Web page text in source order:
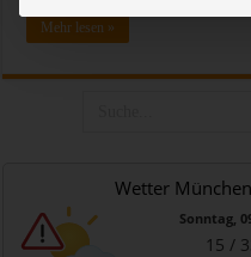
Mehr lesen »
Wetter München
Sonntag,
15 /